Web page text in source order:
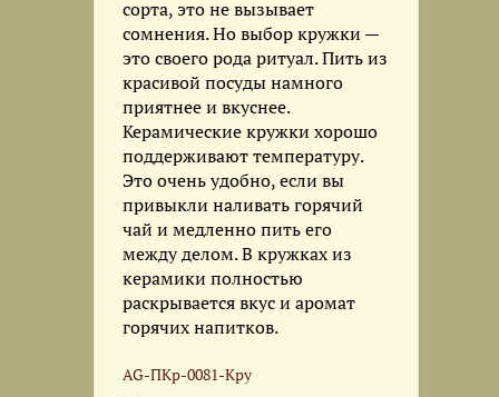
сорта, это не вызывает
сомнения. Но выбор кружки —
это своего рода ритуал. Пить из
красивой посуды намного
приятнее и вкуснее.
Керамические кружки хорошо
поддерживают температуру.
Это очень удобно, если вы
привыкли наливать горячий
чай и медленно пить его
между делом. ​В кружках из
керамики полностью
раскрывается вкус и аромат
горячих напитков.
AG-ПКр-0081-Кру